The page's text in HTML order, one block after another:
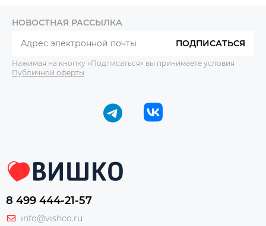
НОВОСТНАЯ РАССЫЛКА
ПОДПИСАТЬСЯ
Нажимая на кнопку «Подписаться» вы принимаете условия
Публичной оферты
8 499 444-21-57
info@vishco.ru